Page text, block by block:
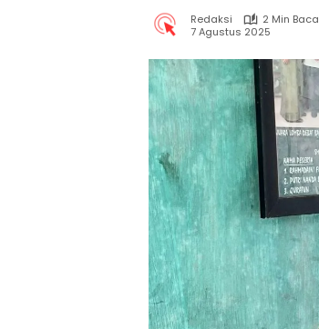
Redaksi
2 Min Baca
7 Agustus 2025